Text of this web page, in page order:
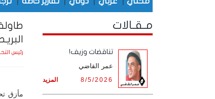
رئيس
مأزق
مـقـالات
تناقضات وزيف!
عمر القاضي
المزيد 8/5/2026